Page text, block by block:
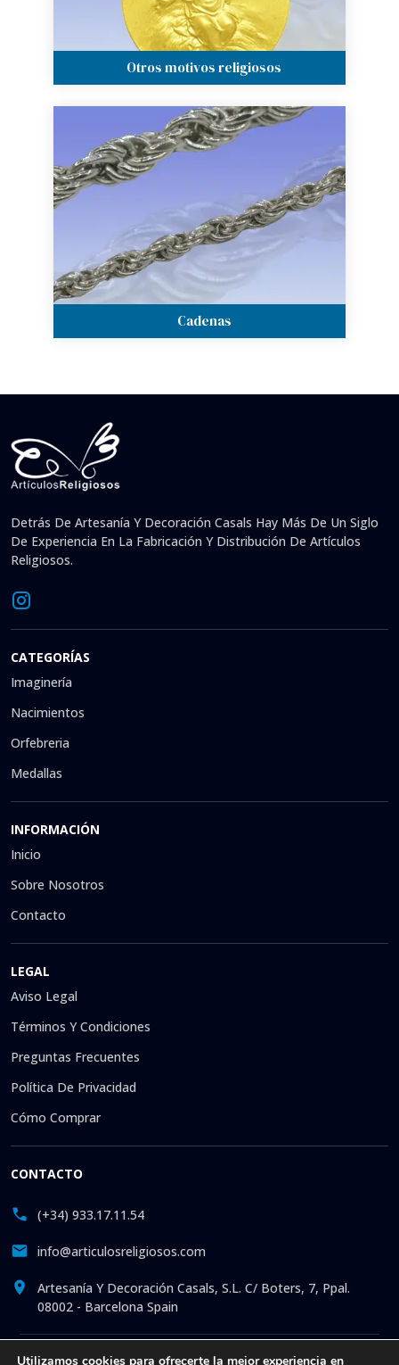
Otros motivos religiosos
Cadenas
Detrás De Artesanía Y Decoración Casals Hay Más De Un Siglo
De Experiencia En La Fabricación Y Distribución De Artículos
Religiosos.
CATEGORÍAS
Imaginería
Nacimientos
Orfebreria
Medallas
INFORMACIÓN
Inicio
Sobre Nosotros
Contacto
LEGAL
Aviso Legal
Términos Y Condiciones
Preguntas Frecuentes
Política De Privacidad
Cómo Comprar
CONTACTO
(+34) 933.17.11.54
info@articulosreligiosos.com
Artesanía Y Decoración Casals, S.L. C/ Boters, 7, Ppal.
08002 - Barcelona Spain
© 2026 © 1992-presente Artesanía y Decoración Casals, S.L.
Utilizamos cookies para ofrecerte la mejor experiencia en